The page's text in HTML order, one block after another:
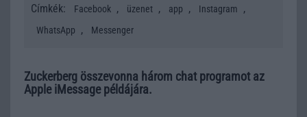
Címkék:
Facebook , üzenet , app , Instagram ,
WhatsApp , Messenger
Zuckerberg összevonna három chat programot az
Apple iMessage példájára.